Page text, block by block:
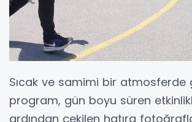
Sıcak ve samimi bir atmosferde
program, gün boyu süren
ardından çekilen hatıra